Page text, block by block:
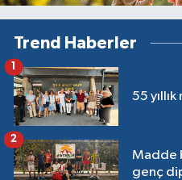
Trend Haberler
55
Madde
genç
2